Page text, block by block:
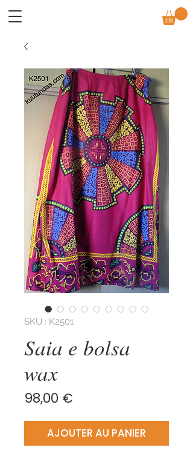
SKU : K2501
Saia e bolsa
wax
98,00 €
AJOUTER AU PANIER